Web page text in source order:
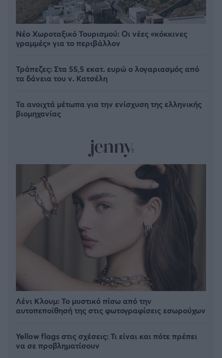
Νέο Χωροταξικό Τουρισμού: Οι νέες «κόκκινες
γραμμές» για το περιβάλλον
Τράπεζες: Στα 55,5 εκατ. ευρώ ο λογαριασμός από
τα δάνεια του ν. Κατσέλη
Τα ανοιχτά μέτωπα για την ενίσχυση της ελληνικής
βιομηχανίας
Λένι Κλουμ: Το μυστικό πίσω από την
αυτοπεποίθησή της στις φωτογραφίσεις εσωρούχων
Yellow flags στις σχέσεις: Τι είναι και πότε πρέπει
να σε προβληματίσουν